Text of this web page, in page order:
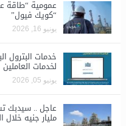
​عمومية “طاقة
“كويك فيول”
يونيو 16, 2026
لخدمات العاملين
يونيو 05, 2026
مليار جنيه خلال